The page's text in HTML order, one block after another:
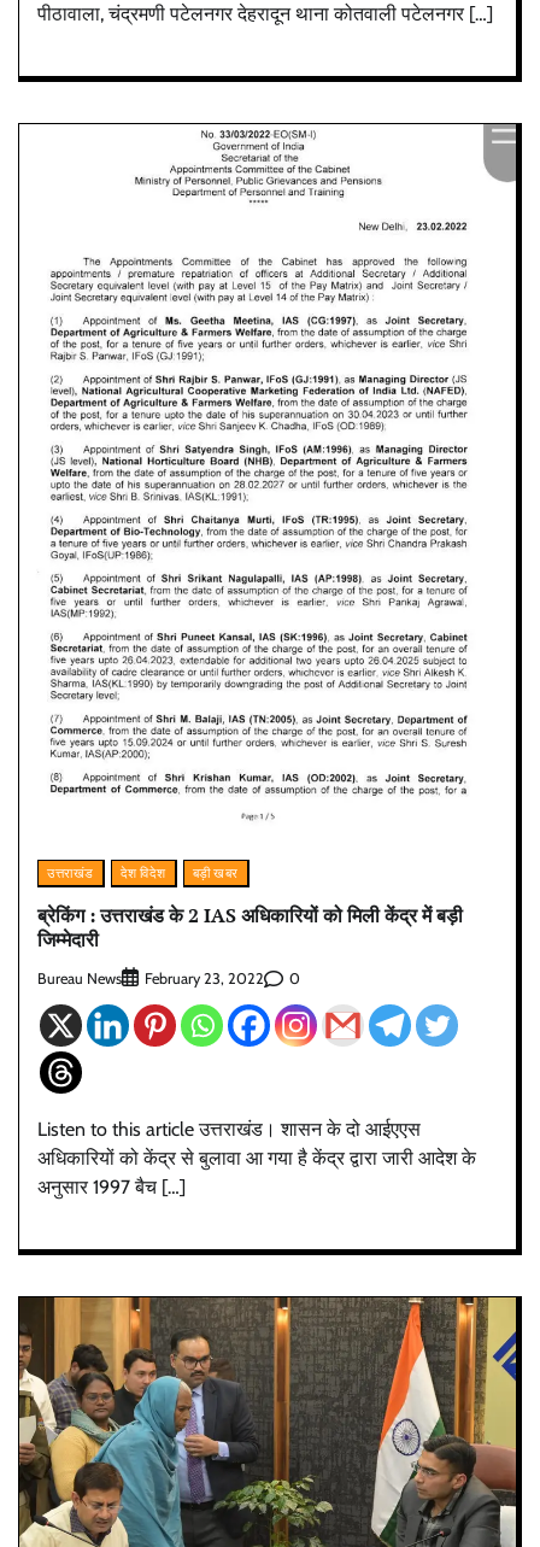
पीठावाला, चंद्रमणी पटेलनगर देहरादून थाना कोतवाली पटेलनगर […]
उत्तराखंड देश विदेश बड़ी खबर
ब्रेकिंग : उत्तराखंड के 2 IAS अधिकारियों को मिली केंद्र में बड़ी
जिम्मेदारी
Bureau News February 23, 2022 0
Listen to this article उत्तराखंड। शासन के दो आईएएस
अधिकारियों को केंद्र से बुलावा आ गया है केंद्र द्वारा जारी आदेश के
अनुसार 1997 बैच […]